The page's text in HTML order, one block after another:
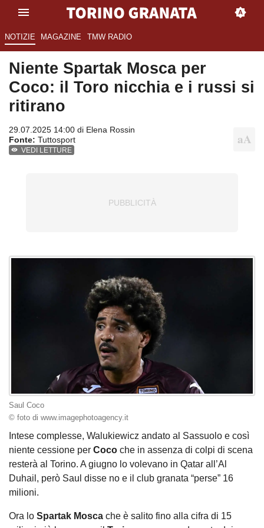
NOTIZIE MAGAZINE TMW RADIO
Niente Spartak Mosca per
Coco: il Toro nicchia e i russi si
ritirano
29.07.2025 14:00 di Elena Rossin
Fonte: Tuttosport
VEDI LETTURE
Saul Coco
© foto di www.imagephotoagency.it
Intese complesse, Walukiewicz andato al Sassuolo e così
niente cessione per Coco che in assenza di colpi di scena
resterà al Torino. A giugno lo volevano in Qatar all’Al
Duhail, però Saul disse no e il club granata “perse” 16
milioni.
Ora lo Spartak Mosca che è salito fino alla cifra di 15